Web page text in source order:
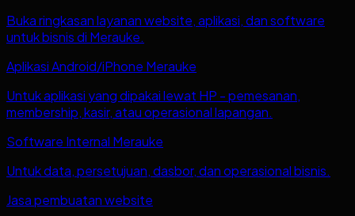
Buka ringkasan layanan website, aplikasi, dan software
untuk bisnis di Merauke.
Aplikasi Android/iPhone Merauke
Untuk aplikasi yang dipakai lewat HP - pemesanan,
membership, kasir, atau operasional lapangan.
Software Internal Merauke
Untuk data, persetujuan, dasbor, dan operasional bisnis.
Jasa pembuatan website